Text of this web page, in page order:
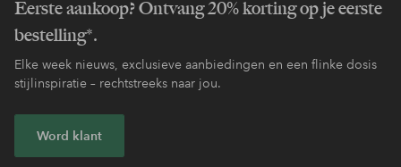
Eerste aankoop? Ontvang 20% korting op je eerste
bestelling*.
Elke week nieuws, exclusieve aanbiedingen en een flinke dosis
stijlinspiratie – rechtstreeks naar jou.
Word klant